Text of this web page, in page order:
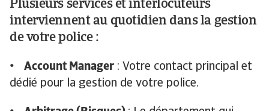
Plusieurs services et interlocuteurs
interviennent au quotidien dans la gestion
de votre police :
• Account Manager : Votre contact principal et
dédié pour la gestion de votre police.